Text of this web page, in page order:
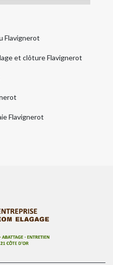
Flavignerot
et clôture Flavignerot
Flavignerot